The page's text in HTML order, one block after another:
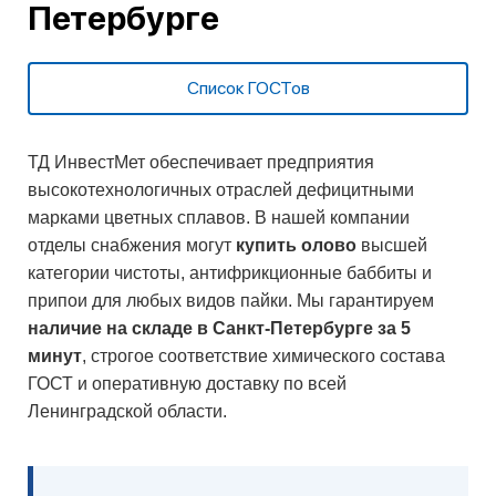
Петербурге
Список ГОСТов
ТД ИнвестМет обеспечивает предприятия
высокотехнологичных отраслей дефицитными
марками цветных сплавов. В нашей компании
отделы снабжения могут купить олово высшей
категории чистоты, антифрикционные баббиты и
припои для любых видов пайки. Мы гарантируем
наличие на складе в Санкт-Петербурге за 5
минут, строгое соответствие химического состава
ГОСТ и оперативную доставку по всей
Ленинградской области.